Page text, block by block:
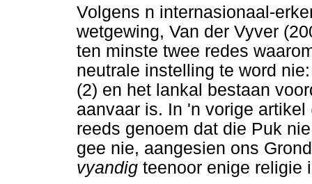
Volgens n internasionaal-
wetgewing, Van der Vyver
ten minste twee redes
neutrale instelling te word
(2) en het lankal bestaan
aanvaar is. In 'n vorige
reeds genoem dat die Puk
gee nie, aangesien ons
vyandig teenoor enige religie